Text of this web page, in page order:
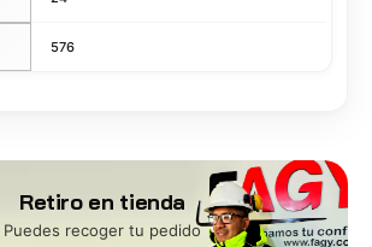
576
Retiro en tienda
Puedes recoger tu pedido